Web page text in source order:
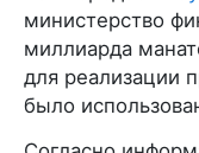
министерство
миллиарда
для реализации
было